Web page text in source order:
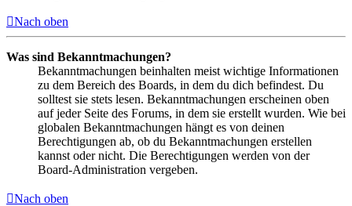
Nach oben
Was sind Bekanntmachungen?
Bekanntmachungen beinhalten meist wichtige Informationen
zu dem Bereich des Boards, in dem du dich befindest. Du
solltest sie stets lesen. Bekanntmachungen erscheinen oben
auf jeder Seite des Forums, in dem sie erstellt wurden. Wie bei
globalen Bekanntmachungen hängt es von deinen
Berechtigungen ab, ob du Bekanntmachungen erstellen
kannst oder nicht. Die Berechtigungen werden von der
Board-Administration vergeben.
Nach oben